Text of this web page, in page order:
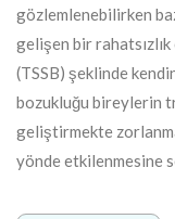
gözlemlenebilirken
gelişen bir
(TSSB) şeklinde
bozukluğu bireylerin
geliştirmekte
yönde etkilenmesine